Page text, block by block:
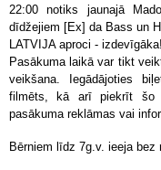
22:00 notiks jaunajā
dīdžejiem [Ex] da Bass un
LATVIJA aproci - izdevīgāka!
Pasākuma laikā var tikt
veikšana. Iegādājoties
filmēts, kā arī piekrīt šo
pasākuma reklāmas vai
Bērniem līdz 7g.v. ieeja bez